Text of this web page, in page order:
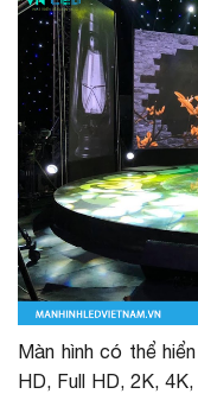
Màn hình có thể
HD, Full HD, 2K,